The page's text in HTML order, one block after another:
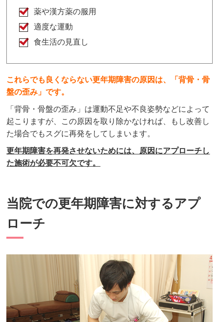
薬や漢方薬の服用
適度な運動
食生活の見直し
これらでも良くならない更年期障害の原因は、「背骨・骨
盤の歪み」です。
「背骨・骨盤の歪み」は運動不足や不良姿勢などによって
起こりますが、この原因を取り除かなければ、もし改善し
た場合でもスグに再発をしてしまいます。
更年期障害を再発させないためには、原因にアプローチし
た施術が必要不可欠です。
当院での更年期障害に対するアプ
ローチ